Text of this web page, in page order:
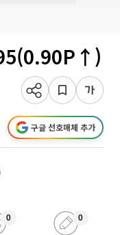
구글 선호매체 추가
0 0